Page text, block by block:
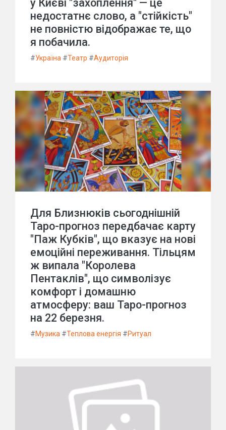
у Києві "захоплення" — це
недостатнє слово, а "стійкість"
не повністю відображає те, що
я побачила.
#Україна #Театр #Аудиторія
Для Близнюків сьогоднішній
Таро-прогноз передбачає карту
"Паж Кубків", що вказує на нові
емоційні переживання. Тільцям
ж випала "Королева
Пентаклів", що символізує
комфорт і домашню
атмосферу: ваш Таро-прогноз
на 22 березня.
#Музика #Теплова енергія #Ритуал